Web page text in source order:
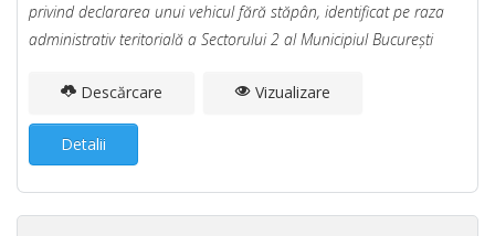
privind declararea unui vehicul fără stăpân, identificat pe raza
administrativ teritorială a Sectorului 2 al Municipiul Bucureşti
Descărcare Vizualizare
Detalii